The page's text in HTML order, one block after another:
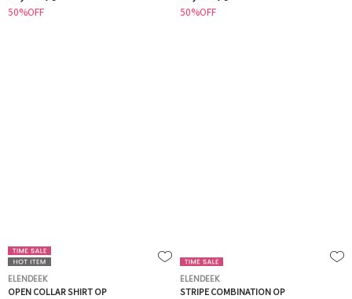
50%OFF 50%OFF
ELENDEEK
OPEN COLLAR SHIRT OP
ELENDEEK
STRIPE COMBINATION OP